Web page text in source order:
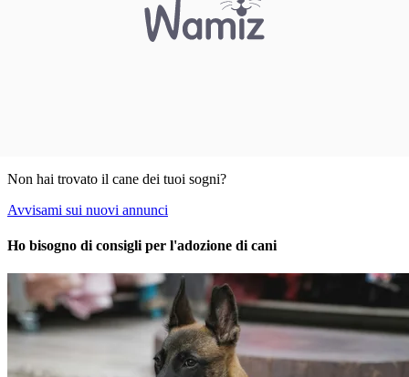
Non hai trovato il cane dei tuoi sogni?
Avvisami sui nuovi annunci
Ho bisogno di consigli per l'adozione di cani